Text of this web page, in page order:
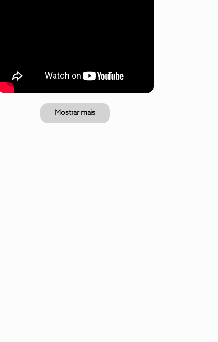
Mostrar mais